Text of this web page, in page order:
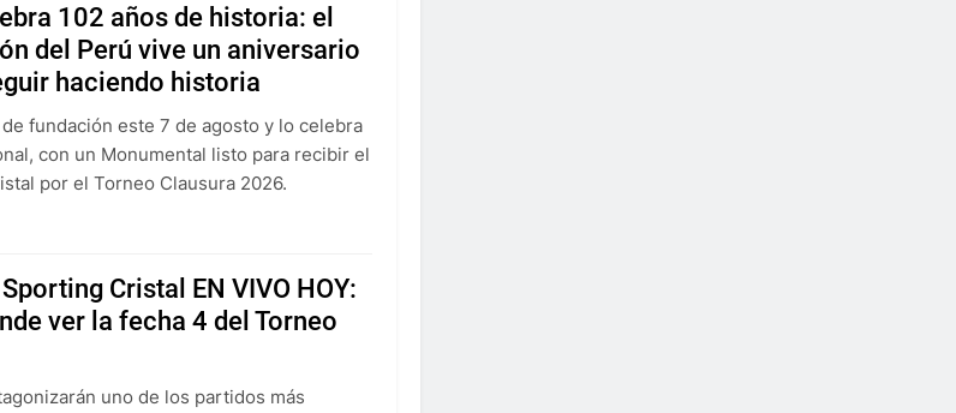
102 años de historia: el
del Perú vive un aniversario
haciendo historia
de fundación este 7 de agosto y lo celebra
con un Monumental listo para recibir el
por el Torneo Clausura 2026.
Cristal EN VIVO HOY:
ver la fecha 4 del Torneo
uno de los partidos más